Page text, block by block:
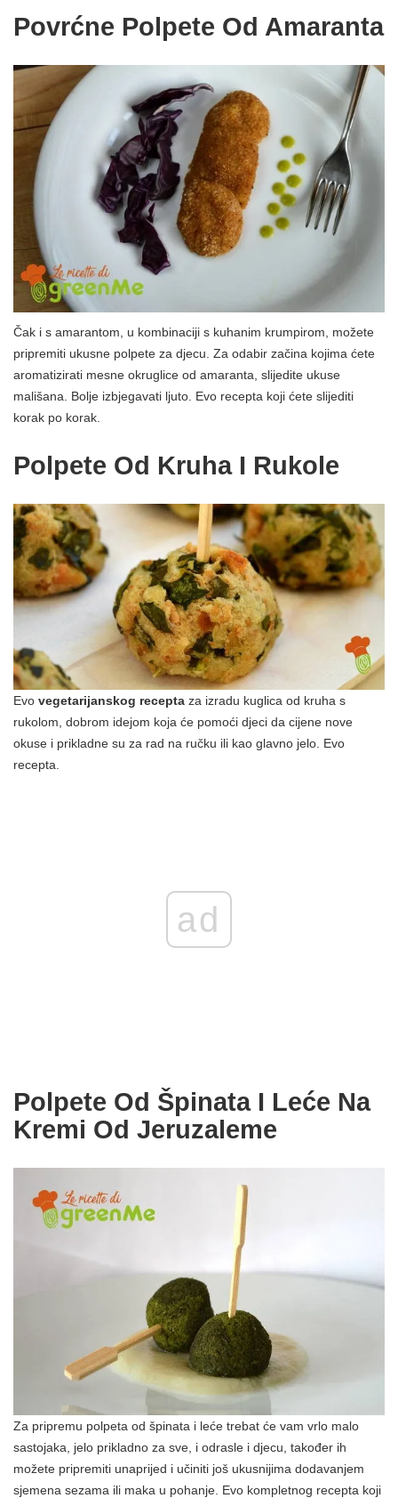
Povrćne Polpete Od Amaranta
Čak i s amarantom, u kombinaciji s kuhanim krumpirom, možete
pripremiti ukusne polpete za djecu. Za odabir začina kojima ćete
aromatizirati mesne okruglice od amaranta, slijedite ukuse
mališana. Bolje izbjegavati ljuto. Evo recepta koji ćete slijediti
korak po korak.
Polpete Od Kruha I Rukole
Evo vegetarijanskog recepta za izradu kuglica od kruha s
rukolom, dobrom idejom koja će pomoći djeci da cijene nove
okuse i prikladne su za rad na ručku ili kao glavno jelo. Evo
recepta.
ad
Polpete Od Špinata I Leće Na
Kremi Od Jeruzaleme
Za pripremu polpeta od špinata i leće trebat će vam vrlo malo
sastojaka, jelo prikladno za sve, i odrasle i djecu, također ih
možete pripremiti unaprijed i učiniti još ukusnijima dodavanjem
sjemena sezama ili maka u pohanje. Evo kompletnog recepta koji